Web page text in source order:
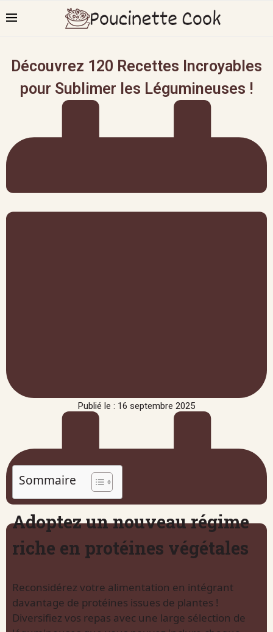
Découvrez 120 Recettes Incroyables
pour Sublimer les Légumineuses !
Publié le : 16 septembre 2025
Sommaire
Adoptez un nouveau régime
riche en protéines végétales
Reconsidérez votre alimentation en intégrant
davantage de protéines issues de plantes !
Diversifiez vos repas avec une large sélection de